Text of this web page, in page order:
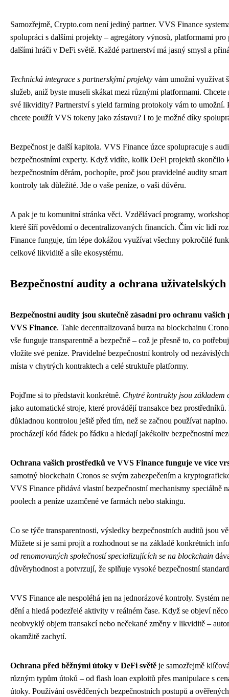
Samozřejmě, Crypto.com není jediný partner. VVS Finance
spolupráci s dalšími projekty – agregátory výnosů, platformami
dalšími hráči v DeFi světě. Každé partnerství má jasný smysl a
Technická integrace s partnerskými projekty vám umožní využívat
služeb, aniž byste museli skákat mezi různými platformami.
své likvidity? Partnerství s yield farming protokoly vám to umožní.
chcete použít VVS tokeny jako zástavu? I to je možné díky
Bezpečnost je další kapitola. VVS Finance úzce spolupracuje s
bezpečnostními experty. Když vidíte, kolik DeFi projektů skončilo
bezpečnostním děrám, pochopíte, proč jsou pravidelné audity
kontroly tak důležité. Jde o vaše peníze, o vaši důvěru.
A pak je tu komunitní stránka věci. Vzdělávací programy,
které šíří povědomí o decentralizovaných financích. Čím víc lidí
Finance funguje, tím lépe dokážou využívat všechny pokročilé
celkové likviditě a síle ekosystému.
Bezpečnostní audity a ochrana
Bezpečnostní audity jsou skutečně zásadní pro ochranu vašich
VVS Finance. Tahle decentralizovaná burza na blockchainu
vše funguje transparentně a bezpečně – což je přesně to, co
vložíte své peníze. Pravidelné bezpečnostní kontroly od
místa v chytrých kontraktech a celé struktuře platformy.
Pojďme si to představit konkrétně. Chytré kontrakty jsou základem
jako automatické stroje, které provádějí transakce bez
důkladnou kontrolou ještě před tím, než se začnou používat
procházejí kód řádek po řádku a hledají jakékoliv bezpečnostní
Ochrana vašich prostředků ve VVS Finance funguje ve více
samotný blockchain Cronos se svým zabezpečením a
VVS Finance přidává vlastní bezpečnostní mechanismy speciálně
poolech a peníze uzamčené ve farmách nebo stakingu.
Co se týče transparentnosti, výsledky bezpečnostních auditů jsou
Můžete si je sami projít a rozhodnout se na základě konkrétních
od renomovaných společností specializujících se na blockchain
důvěryhodnost a potvrzují, že splňuje vysoké bezpečnostní
VVS Finance ale nespoléhá jen na jednorázové kontroly. Systém
dění a hledá podezřelé aktivity v reálném čase. Když se objeví
neobvyklý objem transakcí nebo nečekané změny v likviditě –
okamžitě zachytí.
Ochrana před běžnými útoky v DeFi světě je samozřejmě
různým typům útoků – od flash loan exploitů přes manipulace s
útoky. Používání osvědčených bezpečnostních postupů a